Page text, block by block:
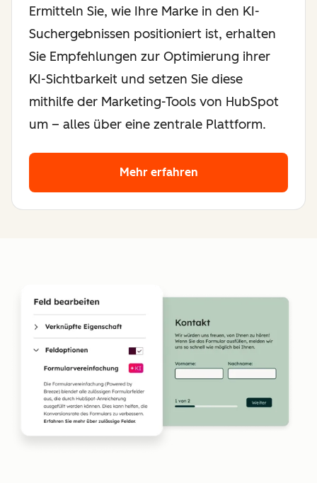
Ermitteln Sie, wie Ihre Marke in den KI-
Suchergebnissen positioniert ist, erhalten
Sie Empfehlungen zur Optimierung ihrer
KI-Sichtbarkeit und setzen Sie diese
mithilfe der Marketing-Tools von HubSpot
um – alles über eine zentrale Plattform.
Mehr erfahren